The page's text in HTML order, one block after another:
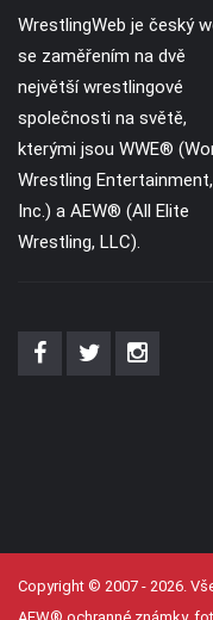
WrestlingWeb je český
se zaměřením na dvě
největší wrestlingové
společnosti na světě,
kterými jsou WWE®
Wrestling Entertainment,
Inc.) a AEW® (All Elite
Wrestling, LLC).
Copyright © 2007 - 2026.